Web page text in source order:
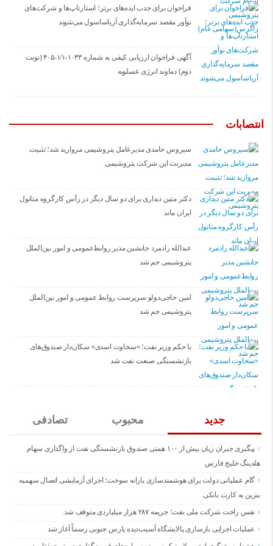
فراخوان برای جذب ایده‌های برتر؛ استارتاپ‌ها و شرکت‌های
نوآور مقصد سرما‌یه‌گذاری آریاساسول می‌شوند
آگهی فراخوان ارزیابی کیفی به شماره ۱۰۳۳-۱/۱-۴۰۵ (نوبت
دوم) دماوند انرژی عسلویه
انتصابات
سیروس حامدی مدیرعامل پتروشیمی مروارید شد؛ تثبیت
مدیریت این شرکت پتروشیمی
دکتر متین دیداری برای دو سال دیگر در رأس کارگروه متانول
ایران ماند
عبدالله رادمرد جانشین مدیر روابط‌عمومی و امور بین‌الملل
پتروشیمی جم شد
امین حاجی‌دولو سرپرست روابط عمومی و امور بین‌الملل
پتروشیمی جم شد
با حکم وزیر نفت؛ «سخاوت اسدی» سکان‌دار صندوق‌های
بازنشستگی صنعت نفت شد
جدید محبوب تصادفی
پیگیری جبران زیان بیش از ۱۰۰ همتی صندوق بازنشستگی نفت از واگذاری سهام
هلدینگ خلیج فارس
گام عملیاتی دولت برای هوشمندسازی یارانه سوخت؛ اجرای آزمایشی اتصال سهمیه
بنزین به کارت بانکی
نفس راحت شرکت ملی نفت؛ جریمه ۲۸۷ هزار میلیاردی متوقف شد.
عملیات اجرایی بازسازی پالایشگاه آسیب‌دیده پارس جنوبی رسماً آغاز شد